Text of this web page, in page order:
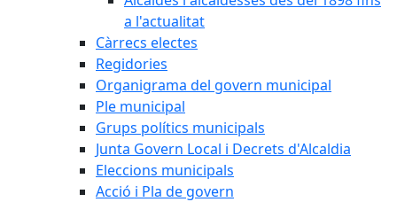
a l'actualitat
Càrrecs electes
Regidories
Organigrama del govern municipal
Ple municipal
Grups polítics municipals
Junta Govern Local i Decrets d'Alcaldia
Eleccions municipals
Acció i Pla de govern